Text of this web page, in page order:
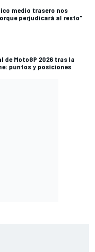
medio trasero nos
perjudicará al resto"
de MotoGP 2026 tras la
puntos y posiciones